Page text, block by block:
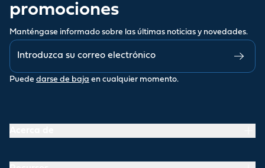
promociones
Manténgase informado sobre las últimas noticias y novedades.
Puede darse de baja en cualquier momento.